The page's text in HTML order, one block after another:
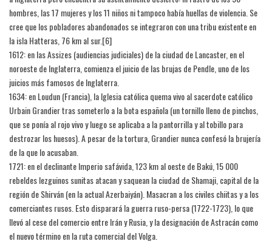
hombres, las 17 mujeres y los 11 niños ni tampoco había huellas de violencia. Se
cree que los pobladores abandonados se integraron con una tribu existente en
la isla Hatteras, 76 km al sur.[6]​
1612: en las Assizes (audiencias judiciales) de la ciudad de Lancaster, en el
noroeste de Inglaterra, comienza el juicio de las brujas de Pendle, uno de los
juicios más famosos de Inglaterra.
1634: en Loudun (Francia), la Iglesia católica quema vivo al sacerdote católico
Urbain Grandier tras someterlo a la bota española (un tornillo lleno de pinchos,
que se ponía al rojo vivo y luego se aplicaba a la pantorrilla y al tobillo para
destrozar los huesos). A pesar de la tortura, Grandier nunca confesó la brujería
de la que lo acusaban.
1721: en el declinante Imperio safávida, 123 km al oeste de Bakú, 15 000
rebeldes lezguinos sunitas atacan y saquean la ciudad de Shamaji, capital de la
región de Shirván (en la actual Azerbaiyán). Masacran a los civiles chiitas y a los
comerciantes rusos. Esto disparará la guerra ruso-persa (1722-1723), lo que
llevó al cese del comercio entre Irán y Rusia, y la designación de Astracán como
el nuevo término en la ruta comercial del Volga.